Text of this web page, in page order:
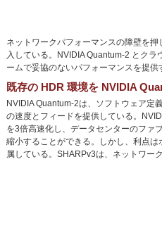
ネットワークパフォーマンスの障壁を
入している。NVIDIA Quantum-2 とク
ームで妥協のないパフォーマンスを提
既存の HDR 環境を NVIDIA
NVIDIA Quantum-2は、ソフトウェア定
の速度とフィードを提供している。
を3倍高速化し、データセンターのファ
縮小することができる。しかし、利点
属している。SHARPv3は、ネットワー